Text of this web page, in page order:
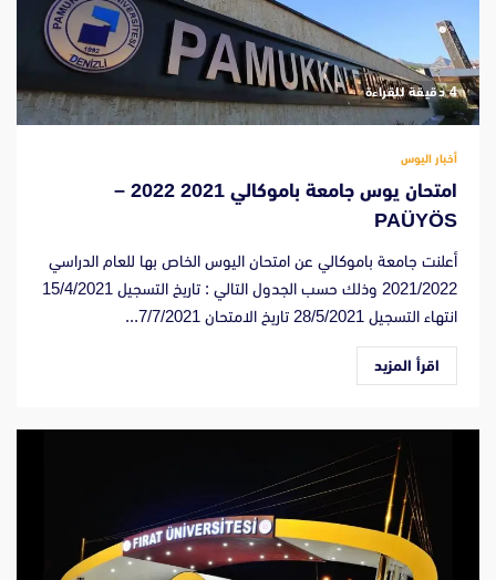
‫4 دقيقة للقراءة
أخبار اليوس
امتحان يوس جامعة باموكالي 2021 2022 –
PAÜYÖS
أعلنت جامعة باموكالي عن امتحان اليوس الخاص بها للعام الدراسي
2021/2022 وذلك حسب الجدول التالي : تاريخ التسجيل 15/4/2021
انتهاء التسجيل 28/5/2021 تاريخ الامتحان 7/7/2021...
اقرأ المزيد